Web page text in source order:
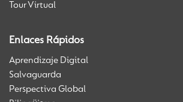
Tour Virtual
Enlaces Rápidos
Aprendizaje Digital
Salvaguarda
Perspectiva Global